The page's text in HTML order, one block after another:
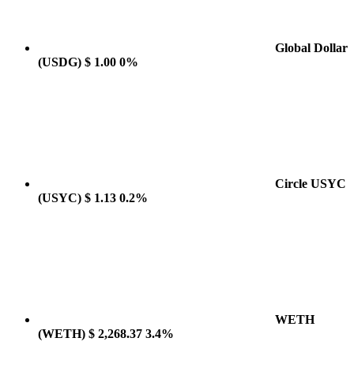
Global Dollar
(USDG) $ 1.00 0%
Circle USYC
(USYC) $ 1.13 0.2%
WETH
(WETH) $ 2,268.37 3.4%